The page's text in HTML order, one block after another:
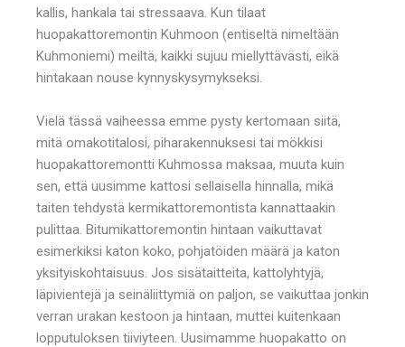
kallis, hankala tai stressaava. Kun tilaat
huopakattoremontin Kuhmoon (entiseltä nimeltään
Kuhmoniemi) meiltä, kaikki sujuu miellyttävästi, eikä
hintakaan nouse kynnyskysymykseksi.
Vielä tässä vaiheessa emme pysty kertomaan siitä,
mitä omakotitalosi, piharakennuksesi tai mökkisi
huopakattoremontti Kuhmossa maksaa, muuta kuin
sen, että uusimme kattosi sellaisella hinnalla, mikä
taiten tehdystä kermikattoremontista kannattaakin
pulittaa. Bitumikattoremontin hintaan vaikuttavat
esimerkiksi katon koko, pohjatöiden määrä ja katon
yksityiskohtaisuus. Jos sisätaitteita, kattolyhtyjä,
läpivientejä ja seinäliittymiä on paljon, se vaikuttaa jonkin
verran urakan kestoon ja hintaan, muttei kuitenkaan
lopputuloksen tiiviyteen. Uusimamme huopakatto on